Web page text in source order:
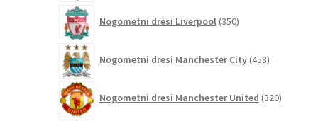
Nogometni dresi Liverpool 350izdelkov
Nogometni dresi Manchester City 458izdelkov
Nogometni dresi Manchester United 320izdelkov